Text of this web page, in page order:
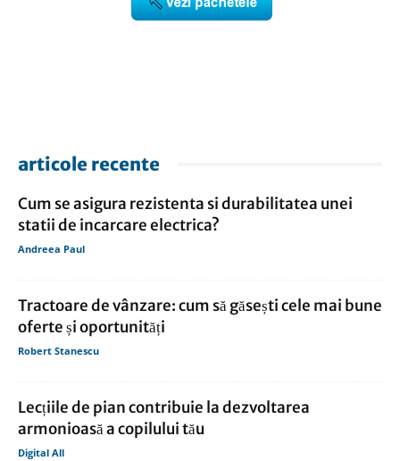
articole recente
Cum se asigura rezistenta si durabilitatea unei
statii de incarcare electrica?
Andreea Paul
Tractoare de vânzare: cum să găsești cele mai bune
oferte și oportunități
Robert Stanescu
Lecțiile de pian contribuie la dezvoltarea
armonioasă a copilului tău
Digital All